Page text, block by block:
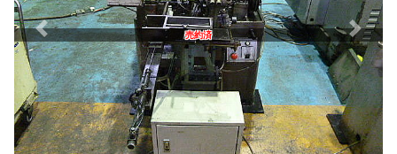
売約済
Previous Next